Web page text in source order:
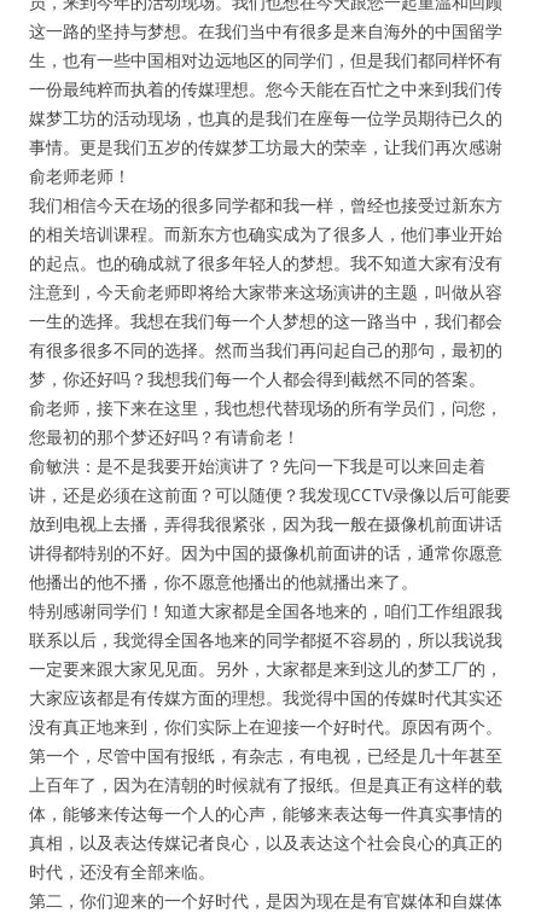
这一路的坚持与梦想。在我们当中有很多是来自海外的中国留学
生，也有一些中国相对边远地区的同学们，但是我们都同样怀有
一份最纯粹而执着的传媒理想。您今天能在百忙之中来到我们传
媒梦工坊的活动现场，也真的是我们在座每一位学员期待已久的
事情。更是我们五岁的传媒梦工坊最大的荣幸，让我们再次感谢
俞老师老师！
我们相信今天在场的很多同学都和我一样，曾经也接受过新东方
的相关培训课程。而新东方也确实成为了很多人，他们事业开始
的起点。也的确成就了很多年轻人的梦想。我不知道大家有没有
注意到，今天俞老师即将给大家带来这场演讲的主题，叫做从容
一生的选择。我想在我们每一个人梦想的这一路当中，我们都会
有很多很多不同的选择。然而当我们再问起自己的那句，最初的
梦，你还好吗？我想我们每一个人都会得到截然不同的答案。
俞老师，接下来在这里，我也想代替现场的所有学员们，问您，
您最初的那个梦还好吗？有请俞老！
俞敏洪：是不是我要开始演讲了？先问一下我是可以来回走着
讲，还是必须在这前面？可以随便？我发现CCTV录像以后可能要
放到电视上去播，弄得我很紧张，因为我一般在摄像机前面讲话
讲得都特别的不好。因为中国的摄像机前面讲的话，通常你愿意
他播出的他不播，你不愿意他播出的他就播出来了。
特别感谢同学们！知道大家都是全国各地来的，咱们工作组跟我
联系以后，我觉得全国各地来的同学都挺不容易的，所以我说我
一定要来跟大家见见面。另外，大家都是来到这儿的梦工厂的，
大家应该都是有传媒方面的理想。我觉得中国的传媒时代其实还
没有真正地来到，你们实际上在迎接一个好时代。原因有两个。
第一个，尽管中国有报纸，有杂志，有电视，已经是几十年甚至
上百年了，因为在清朝的时候就有了报纸。但是真正有这样的载
体，能够来传达每一个人的心声，能够来表达每一件真实事情的
真相，以及表达传媒记者良心，以及表达这个社会良心的真正的
时代，还没有全部来临。
第二，你们迎来的一个好时代，是因为现在是有官媒体和自媒体